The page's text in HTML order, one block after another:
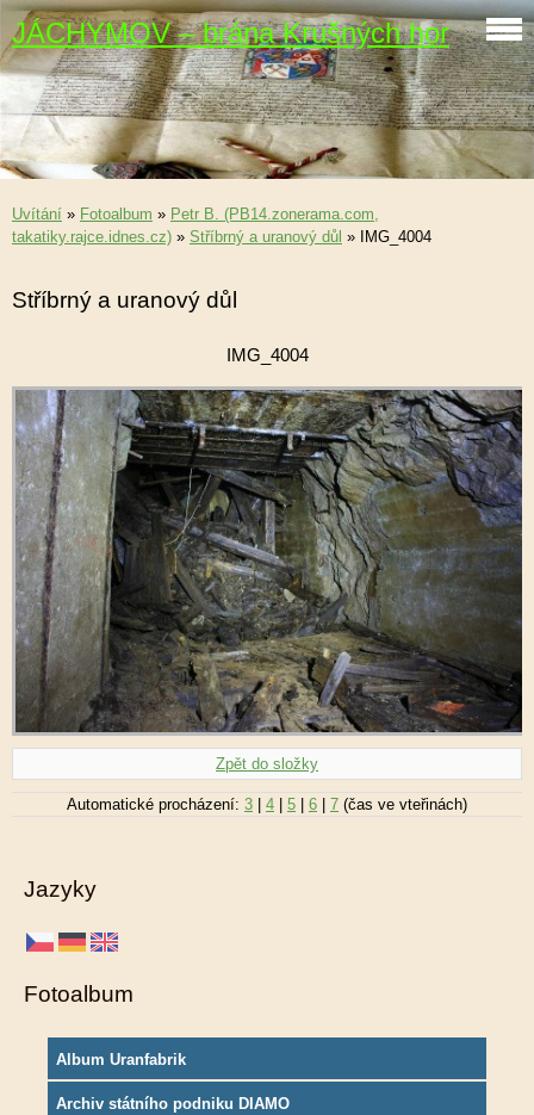
JÁCHYMOV – brána Krušných hor
Uvítání » Fotoalbum » Petr B. (PB14.zonerama.com,
takatiky.rajce.idnes.cz) » Stříbrný a uranový důl » IMG_4004
Stříbrný a uranový důl
IMG_4004
Zpět do složky
Automatické procházení: 3 | 4 | 5 | 6 | 7 (čas ve vteřinách)
Jazyky
Fotoalbum
Album Uranfabrik
Archiv státního podniku DIAMO